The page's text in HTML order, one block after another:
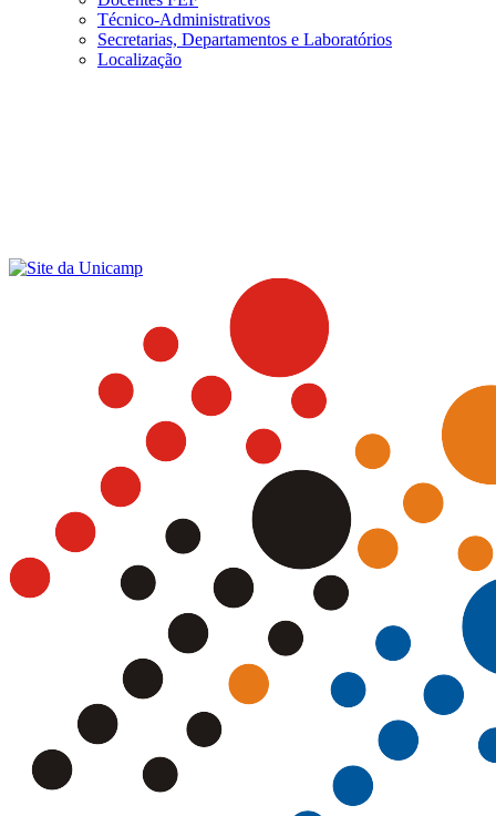
Técnico-Administrativos
Secretarias, Departamentos e Laboratórios
Localização